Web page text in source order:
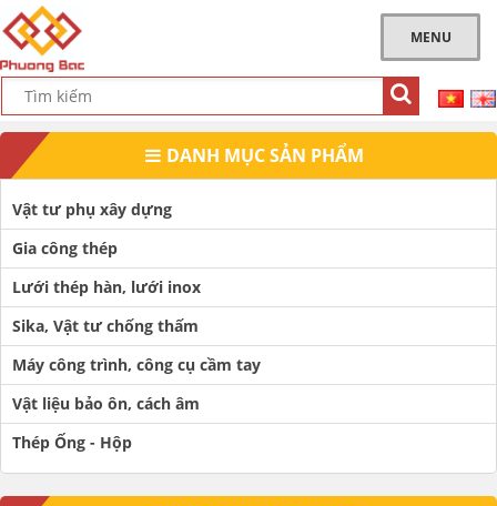
MENU
DANH MỤC SẢN PHẨM
Vật tư phụ xây dựng
Gia công thép
Lưới thép hàn, lưới inox
Sika, Vật tư chống thấm
Máy công trình, công cụ cầm tay
Vật liệu bảo ôn, cách âm
Thép Ống - Hộp